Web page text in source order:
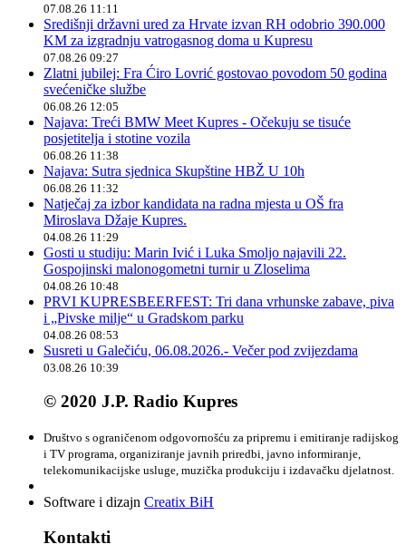
07.08.26 11:11
Središnji državni ured za Hrvate izvan RH odobrio 390.000
KM za izgradnju vatrogasnog doma u Kupresu
07.08.26 09:27
Zlatni jubilej: Fra Ćiro Lovrić gostovao povodom 50 godina
svećeničke službe
06.08.26 12:05
Najava: Treći BMW Meet Kupres - Očekuju se tisuće
posjetitelja i stotine vozila
06.08.26 11:38
Najava: Sutra sjednica Skupštine HBŽ U 10h
06.08.26 11:32
Natječaj za izbor kandidata na radna mjesta u OŠ fra
Miroslava Džaje Kupres.
04.08.26 11:29
Gosti u studiju: Marin Ivić i Luka Smoljo najavili 22.
Gospojinski malonogometni turnir u Zloselima
04.08.26 10:48
PRVI KUPRESBEERFEST: Tri dana vrhunske zabave, piva
i „Pivske milje“ u Gradskom parku
04.08.26 08:53
Susreti u Galečiću, 06.08.2026.- Večer pod zvijezdama
03.08.26 10:39
© 2020 J.P. Radio Kupres
Društvo s ograničenom odgovornošću za pripremu i emitiranje radijskog
i TV programa, organiziranje javnih priredbi, javno informiranje,
telekomunikacijske usluge, muzička produkciju i izdavačku djelatnost.
Software i dizajn Creatix BiH
Kontakti